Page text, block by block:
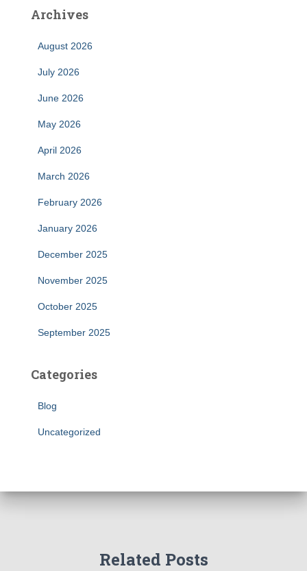
Archives
August 2026
July 2026
June 2026
May 2026
April 2026
March 2026
February 2026
January 2026
December 2025
November 2025
October 2025
September 2025
Categories
Blog
Uncategorized
Related Posts